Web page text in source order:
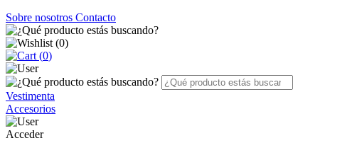
Sobre nosotros Contacto
(0)
(0)
Vestimenta
Accesorios
Acceder